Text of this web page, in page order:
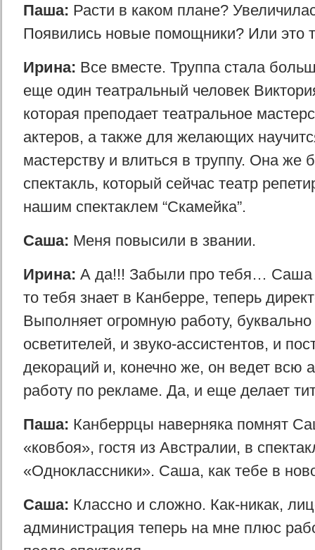
Паша: Расти в каком плане?
Появились новые помощники? Или это
Ирина: Все вместе. Труппа стала
еще один театральный человек
которая преподает театральное
актеров, а также для желающих
мастерству и влиться в труппу. Она же
спектакль, который сейчас театр
нашим спектаклем “Скамейка”.
Саша: Меня повысили в звании.
Ирина: А да!!! Забыли про тебя… Саша
то тебя знает в Канберре, теперь
Выполняет огромную работу,
осветителей, и звуко-ассистентов, и
декораций и, конечно же, он ведет всю
работу по рекламе. Да, и еще делает
Паша: Канберрцы наверняка помнят
«ковбоя», гостя из Австралии, в
«Одноклассники». Саша, как тебе в
Саша: Классно и cложно. Как-никак,
администрация теперь на мне плюс